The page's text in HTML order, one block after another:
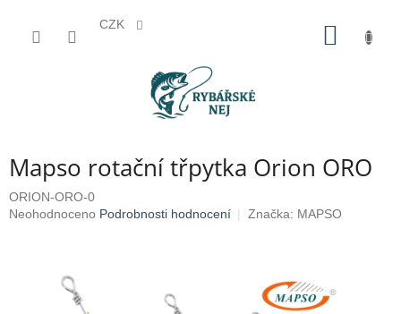
CZK
Mapso rotační třpytka Orion ORO
ORION-ORO-0
Průměrné
Neohodnoceno Podrobnosti hodnocení Značka: MAPSO